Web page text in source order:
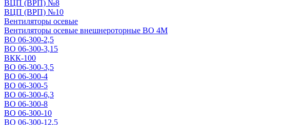
ВЦП (ВРП) №8
ВЦП (ВРП) №10
Вентиляторы осевые
Вентиляторы осевые внешнероторные ВО 4М
ВО 06-300-2,5
ВО 06-300-3,15
ВКК-100
ВО 06-300-3,5
ВО 06-300-4
ВО 06-300-5
ВО 06-300-6,3
ВО 06-300-8
ВО 06-300-10
ВО 06-300-12,5